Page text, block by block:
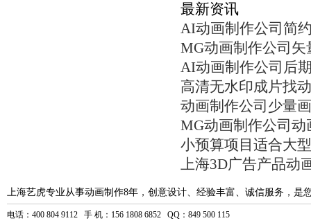
最新资讯
AI动画制作公司简
MG动画制作公司
AI动画制作公司后
高清无水印成片找
动画制作公司少量
MG动画制作公司
小预算项目适合大
上海3D广告产品动
上海艺虎专业从事动画制作8年，创意设计、经验丰富、诚信服务，是
电话：400 804 9112 手 机：156 1808 6852 QQ：849 500 115